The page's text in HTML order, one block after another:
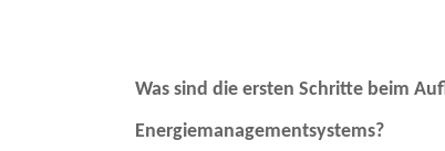
Was sind die ersten Schritte beim
Energiemanagementsystems?